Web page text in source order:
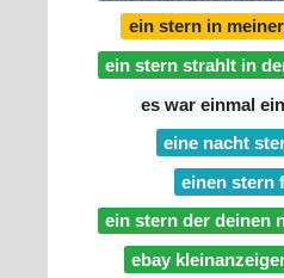
ein stern in
ein stern strahlt in
es war einmal
eine nacht
einen stern
ein stern der deinen
ebay